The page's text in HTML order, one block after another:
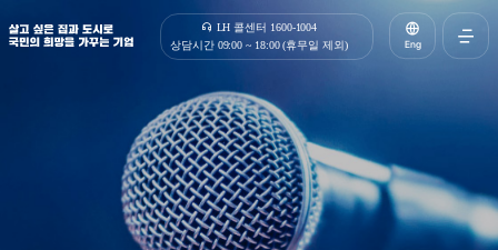
살고 싶은 집과 도시로 국민의 희망을 가꾸는 기업 | 한국토지주택공사
LH 콜센터 1600-1004
상담시간 09:00 ~ 18:00 (휴무일 제외)
Eng
열기